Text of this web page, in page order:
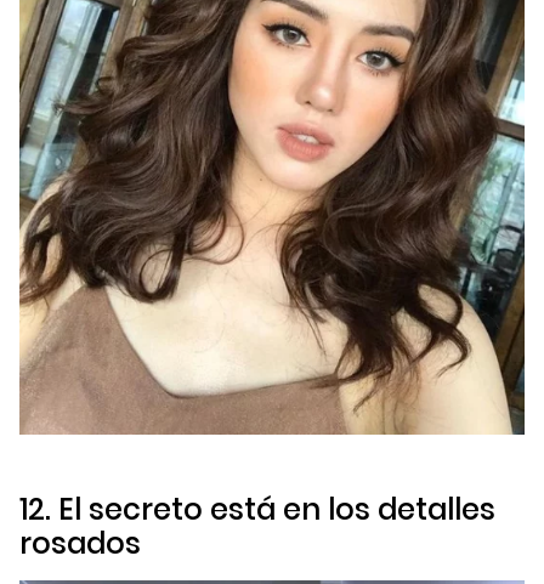
12. El secreto está en los detalles
rosados